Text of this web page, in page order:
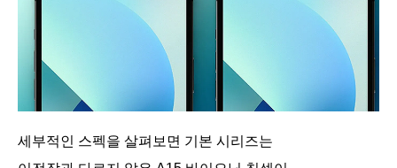
세부적인 스펙을 살펴보면 기본 시리즈는